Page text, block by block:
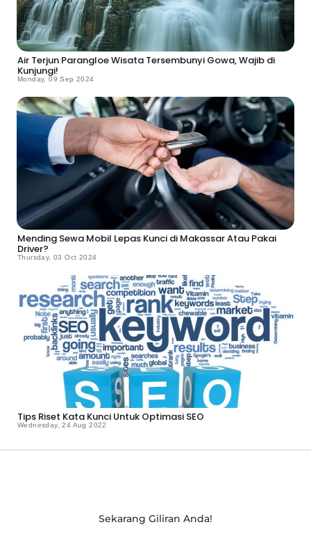
Air Terjun Parangloe Wisata Tersembunyi Gowa, Wajib di
Kunjungi!
Monday, 09 Sep 2024
Mending Sewa Mobil Lepas Kunci di Makassar Atau Pakai
Driver?
Thursday, 03 Oct 2024
Tips Riset Kata Kunci Untuk Optimasi SEO
Wednesday, 24 Aug 2022
Sekarang Giliran Anda!